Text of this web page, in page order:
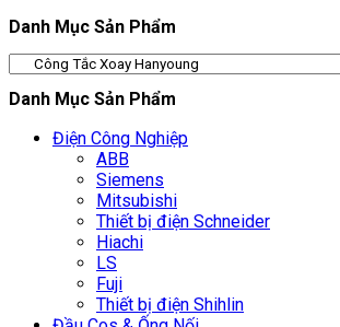
Danh Mục Sản Phẩm
Danh Mục Sản Phẩm
Điện Công Nghiệp
ABB
Siemens
Mitsubishi
Thiết bị điện Schneider
Hiachi
LS
Fuji
Thiết bị điện Shihlin